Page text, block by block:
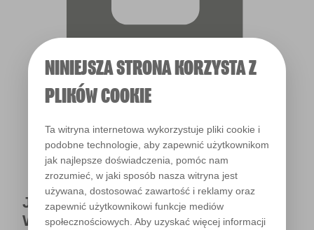
NINIEJSZA STRONA KORZYSTA Z
PLIKÓW COOKIE
Ta witryna internetowa wykorzystuje pliki cookie i
podobne technologie, aby zapewnić użytkownikom
jak najlepsze doświadczenia, pomóc nam
zrozumieć, w jaki sposób nasza witryna jest
używana, dostosować zawartość i reklamy oraz
zapewnić użytkownikowi funkcje mediów
społecznościowych. Aby uzyskać więcej informacji
JAK NAPRAWDĘ KOLOR BĘDZIE
WYGLĄDAŁ W TWOIM DOMU?